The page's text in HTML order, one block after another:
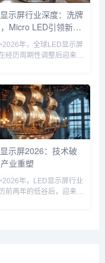
亮度、更低的功耗和更长
。多家头部厂商已展示基
转移技术的全彩样机，像
示屏行业深度：洗牌
Micro LED引领新赛
年，全球LED显示屏
经历周期性调整后迎来温
透率快速提升，行业不再
赖传统户外大屏的存量替
是向更精细化的应用层级
据多家券商研报援引的产
研信息，小间距LED在控
演播室等专业市场的出货
回升，而租赁市场也因演
常态化而保持稳定增长。
创新形态开始
示屏2026：技术破
业重塑
年，LED显示屏行业
前两年的低谷后，迎来新